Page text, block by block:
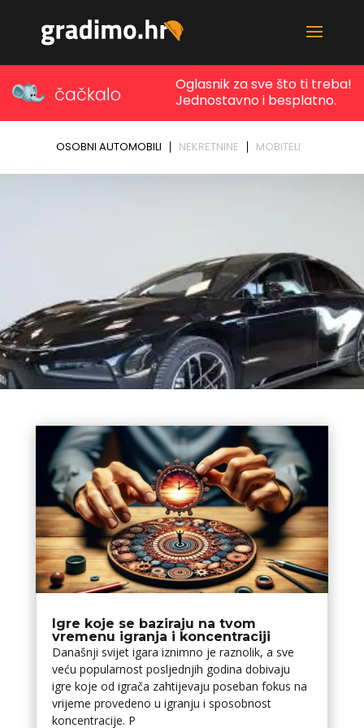
Igre koje se baziraju na tvom
vremenu igranja i koncentraciji
Današnji svijet igara iznimno je raznolik, a sve
veću popularnost posljednjih godina dobivaju
igre koje od igrača zahtijevaju poseban fokus na
vrijeme provedeno u igranju i sposobnost
koncentracije. P